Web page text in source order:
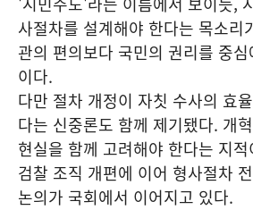
사절차를 설계해야 한다는 목소리
관의 편의보다 국민의 권리를 중
이다.
다만 절차 개정이 자칫 수사의 효
다는 신중론도 함께 제기됐다. 개
현실을 함께 고려해야 한다는 지적
검찰 조직 개편에 이어 형사절차
논의가 국회에서 이어지고 있다.